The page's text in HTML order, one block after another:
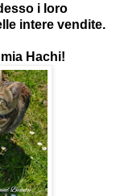
i loro
intere vendite.
Hachi!